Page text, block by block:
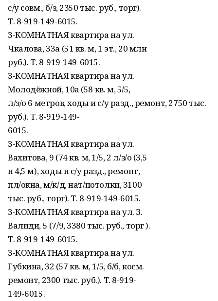
с/у совм., б/з, 2350 тыс. руб., торг).
Т. 8-919-149-6015.
3-КОМНАТНАЯ квартира на ул.
Чкалова, 33а (51 кв. м, 1 эт., 20 млн
руб.). Т. 8-919-149-6015.
3-КОМНАТНАЯ квартира на ул.
Молодёжной, 10а (58 кв. м, 5/5,
л/з/о 6 метров, ходы и с/у разд., ремонт, 2750 тыс.
руб.). Т. 8-919-149-
6015.
3-КОМНАТНАЯ квартира на ул.
Вахитова, 9 (74 кв. м, 1/5, 2 л/з/о (3,5
и 4,5 м), ходы и с/у разд., ремонт,
пл/окна, м/к/д, нат/потолки, 3100
тыс. руб., торг). Т. 8-919-149-6015.
3-КОМНАТНАЯ квартира на ул. З.
Валиди, 5 (7/9, 3380 тыс. руб., торг ).
Т. 8-919-149-6015.
3-КОМНАТНАЯ квартира на ул.
Губкина, 32 (57 кв. м, 1/5, б/б, косм.
ремонт, 2300 тыс. руб.). Т. 8-919-
149-6015.